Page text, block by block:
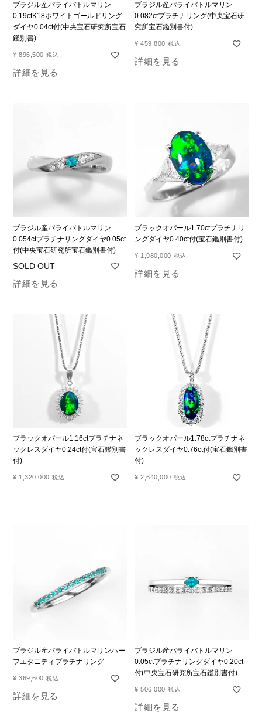
ブラジル産パライバトルマリン
0.19ctK18ホワイトゴールドリング
ダイヤ0.04ct付(中央宝石研究所宝石
鑑別書)
¥ 896,500 税込
詳細を見る
ブラジル産パライバトルマリン
0.082ctプラチナリング(中央宝石研
究所宝石鑑別書付)
¥ 459,800 税込
詳細を見る
ブラジル産パライバトルマリン
0.054ctプラチナリングダイヤ0.05ct
付(中央宝石研究所宝石鑑別書付)
詳細を見る
ブラックオパール1.70ctプラチナリ
ングダイヤ0.40ct付(宝石鑑別書付)
¥ 1,980,000 税込
詳細を見る
ブラックオパール1.16ctプラチナネ
ックレスダイヤ0.24ct付(宝石鑑別書
付)
¥ 1,320,000 税込
ブラックオパール1.78ctプラチナネ
ックレスダイヤ0.76ct付(宝石鑑別書
付)
¥ 2,640,000 税込
ブラジル産パライバトルマリンハー
フエタニティプラチナリング
¥ 369,600 税込
詳細を見る
ブラジル産パライバトルマリン
0.05ctプラチナリングダイヤ0.20ct
付(中央宝石研究所宝石鑑別書付)
¥ 506,000 税込
詳細を見る